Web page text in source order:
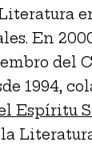
En
del
1994,
Espíritu